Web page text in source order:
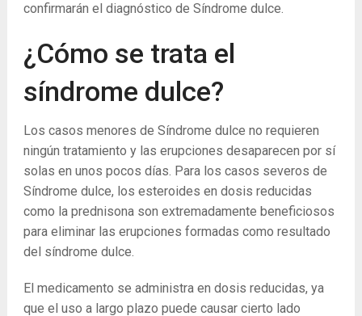
confirmarán el diagnóstico de Síndrome dulce.
¿Cómo se trata el
síndrome dulce?
Los casos menores de Síndrome dulce no requieren
ningún tratamiento y las erupciones desaparecen por sí
solas en unos pocos días. Para los casos severos de
Síndrome dulce, los esteroides en dosis reducidas
como la prednisona son extremadamente beneficiosos
para eliminar las erupciones formadas como resultado
del síndrome dulce.
El medicamento se administra en dosis reducidas, ya
que el uso a largo plazo puede causar cierto lado